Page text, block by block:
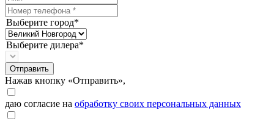
Выберите город*
Выберите дилера*
Отправить
Нажав кнопку «Отправить»,
даю согласие на обработку своих персональных данных